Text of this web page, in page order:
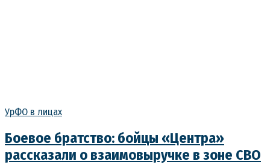
УрФО в лицах
Боевое братство: бойцы «Центра»
рассказали о взаимовыручке в зоне СВО